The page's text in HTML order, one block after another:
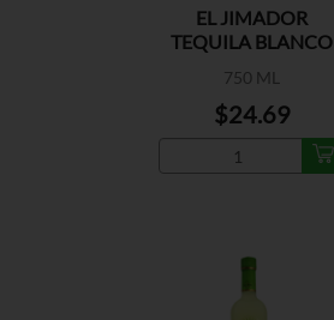
EL JIMADOR
TEQUILA BLANCO
750 ML
$24.69